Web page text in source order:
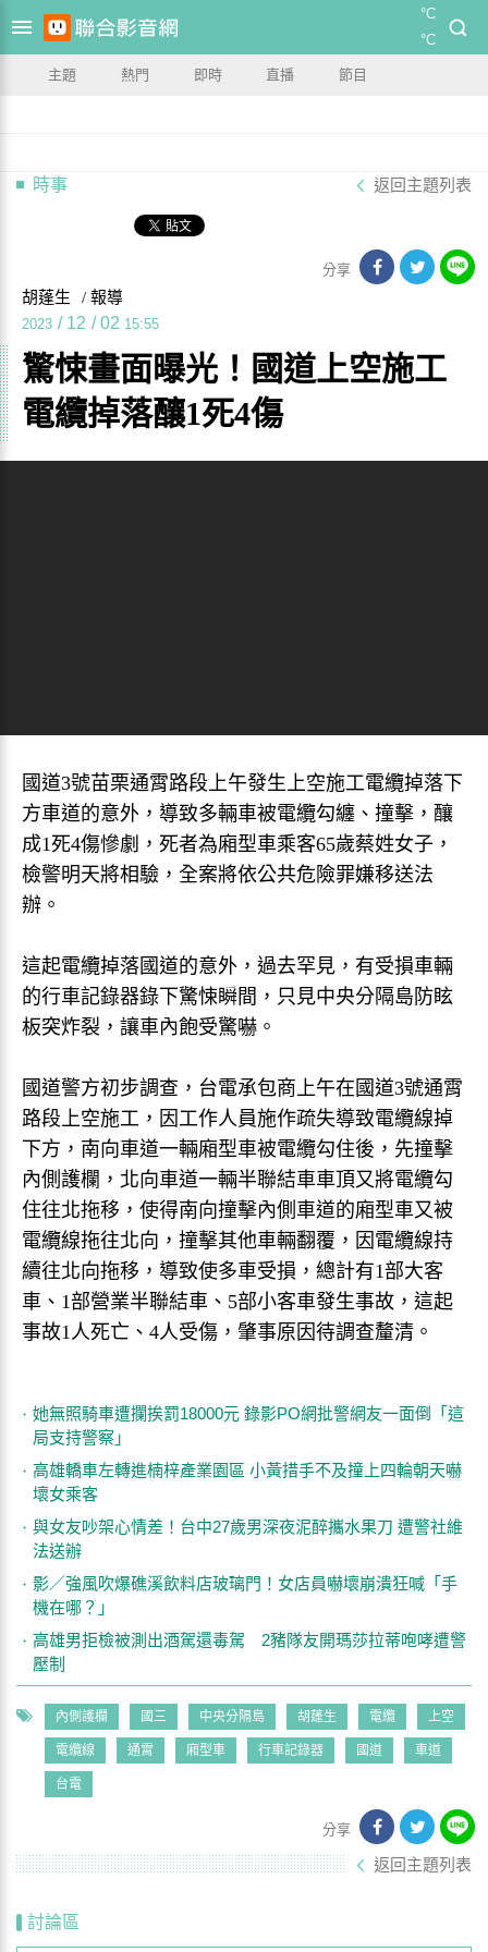
°C
°C
主題 熱門 即時 直播 節目
時事 返回主題列表
分享
胡蓬生 / 報導
2023 / 12 / 02 15:55
驚悚畫面曝光！國道上空施工
電纜掉落釀1死4傷
國道3號苗栗通霄路段上午發生上空施工電纜掉落下
方車道的意外，導致多輛車被電纜勾纏、撞擊，釀
成1死4傷慘劇，死者為廂型車乘客65歲蔡姓女子，
檢警明天將相驗，全案將依公共危險罪嫌移送法
辦。
這起電纜掉落國道的意外，過去罕見，有受損車輛
的行車記錄器錄下驚悚瞬間，只見中央分隔島防眩
板突炸裂，讓車內飽受驚嚇。
國道警方初步調查，台電承包商上午在國道3號通霄
路段上空施工，因工作人員施作疏失導致電纜線掉
下方，南向車道一輛廂型車被電纜勾住後，先撞擊
內側護欄，北向車道一輛半聯結車車頂又將電纜勾
住往北拖移，使得南向撞擊內側車道的廂型車又被
電纜線拖往北向，撞擊其他車輛翻覆，因電纜線持
續往北向拖移，導致使多車受損，總計有1部大客
車、1部營業半聯結車、5部小客車發生事故，這起
事故1人死亡、4人受傷，肇事原因待調查釐清。
她無照騎車遭攔挨罰18000元 錄影PO網批警網友一面倒「這
局支持警察」
高雄轎車左轉進楠梓產業園區 小黃措手不及撞上四輪朝天嚇
壞女乘客
與女友吵架心情差！台中27歲男深夜泥醉攜水果刀 遭警社維
法送辦
影／強風吹爆礁溪飲料店玻璃門！女店員嚇壞崩潰狂喊「手
機在哪？」
高雄男拒檢被測出酒駕還毒駕 2豬隊友開瑪莎拉蒂咆哮遭警
壓制
內側護欄 國三 中央分隔島 胡蓬生 電纜 上空
電纜線 通霄 廂型車 行車記錄器 國道 車道
台電
分享
返回主題列表
討論區